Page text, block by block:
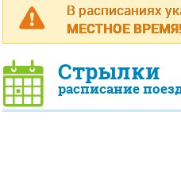
В расписаниях
МЕСТНОЕ ВРЕМЯ!
Стрылки
расписание